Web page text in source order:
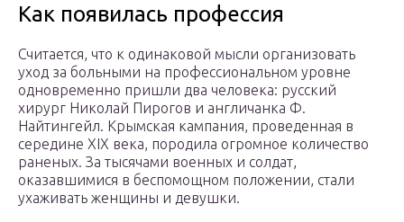
Как появилась профессия
Считается, что к одинаковой мысли организовать
уход за больными на профессиональном уровне
одновременно пришли два человека: русский
хирург Николай Пирогов и англичанка Ф.
Найтингейл. Крымская кампания, проведенная в
середине XIX века, породила огромное количество
раненых. За тысячами военных и солдат,
оказавшимися в беспомощном положении, стали
ухаживать женщины и девушки.